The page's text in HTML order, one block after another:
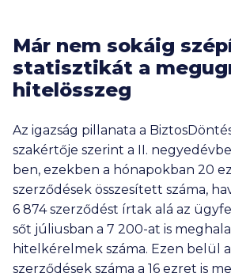
Már nem sokáig
statisztikát a
hitelösszeg
Az igazság pillanata a
szakértője szerint a II.
ben, ezekben a hónapokban 20
szerződések összesített száma,
6 874szerződést írtak alá az
sőt júliusban a 7 200-at is
hitelkérelmek száma. Ezen belül
szerződések száma a 16 ezret is